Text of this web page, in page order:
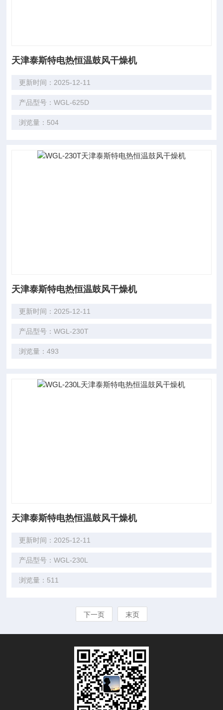
天津泰斯特电热恒温鼓风干燥机
更新时间：2025-12-11
产品型号：WGL-625D
浏览量：504
天津泰斯特电热恒温鼓风干燥机
更新时间：2025-12-11
产品型号：WGL-230T
浏览量：493
天津泰斯特电热恒温鼓风干燥机
更新时间：2025-12-11
产品型号：WGL-230L
浏览量：511
下一页 末页